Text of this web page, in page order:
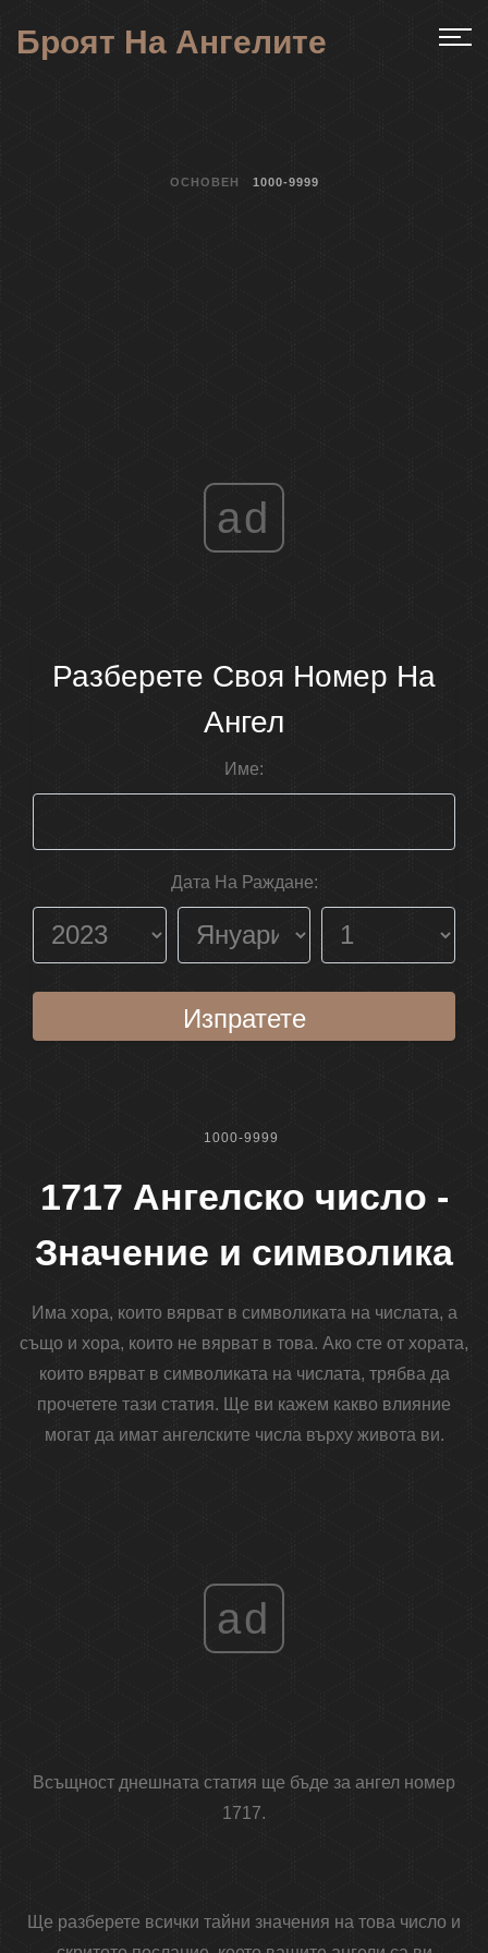
Броят На Ангелите
ОСНОВЕН 1000-9999
ad
Разберете Своя Номер На
Ангел
Име:
Дата На Раждане:
Изпратете
1000-9999
1717 Ангелско число -
Значение и символика
Има хора, които вярват в символиката на числата, а
също и хора, които не вярват в това. Ако сте от хората,
които вярват в символиката на числата, трябва да
прочетете тази статия. Ще ви кажем какво влияние
могат да имат ангелските числа върху живота ви.
ad
Всъщност днешната статия ще бъде за ангел номер
1717.
Ще разберете всички тайни значения на това число и